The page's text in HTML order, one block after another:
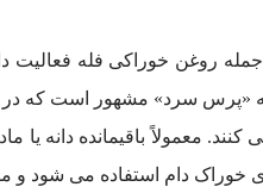
سرد» مشهور است که در
معمولاً باقیمانده دانه یا
دام استفاده می شود و